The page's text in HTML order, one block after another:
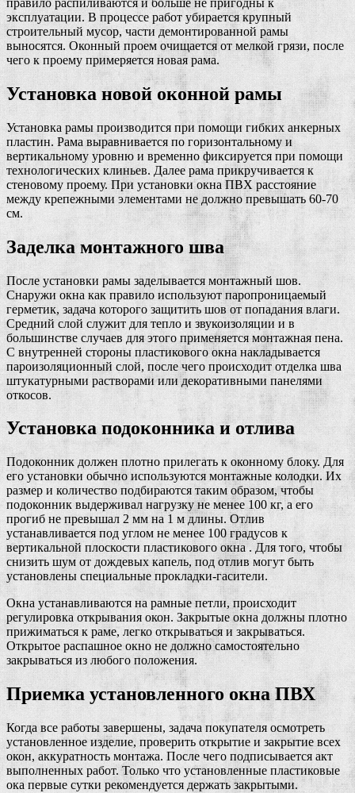
правило распиливаются и больше не пригодны к
эксплуатации. В процессе работ убирается крупный
строительный мусор, части демонтированной рамы
выносятся. Оконный проем очищается от мелкой грязи, после
чего к проему примеряется новая рама.
Установка новой оконной рамы
Установка рамы производится при помощи гибких анкерных
пластин. Рама выравнивается по горизонтальному и
вертикальному уровню и временно фиксируется при помощи
технологических клиньев. Далее рама прикручивается к
стеновому проему. При установки окна ПВХ расстояние
между крепежными элементами не должно превышать 60-70
см.
Заделка монтажного шва
После установки рамы заделывается монтажный шов.
Снаружи окна как правило используют паропроницаемый
герметик, задача которого защитить шов от попадания влаги.
Средний слой служит для тепло и звукоизоляции и в
большинстве случаев для этого применяется монтажная пена.
С внутренней стороны пластикового окна накладывается
пароизоляционный слой, после чего происходит отделка шва
штукатурными растворами или декоративными панелями
откосов.
Установка подоконника и отлива
Подоконник должен плотно прилегать к оконному блоку. Для
его установки обычно используются монтажные колодки. Их
размер и количество подбираются таким образом, чтобы
подоконник выдерживал нагрузку не менее 100 кг, а его
прогиб не превышал 2 мм на 1 м длины. Отлив
устанавливается под углом не менее 100 градусов к
вертикальной плоскости пластикового окна . Для того, чтобы
снизить шум от дождевых капель, под отлив могут быть
установлены специальные прокладки-гасители.
Окна устанавливаются на рамные петли, происходит
регулировка открывания окон. Закрытые окна должны плотно
прижиматься к раме, легко открываться и закрываться.
Открытое распашное окно не должно самостоятельно
закрываться из любого положения.
Приемка установленного окна ПВХ
Когда все работы завершены, задача покупателя осмотреть
установленное изделие, проверить открытие и закрытие всех
окон, аккуратность монтажа. После чего подписывается акт
выполненных работ. Только что установленные пластиковые
ока первые сутки рекомендуется держать закрытыми.